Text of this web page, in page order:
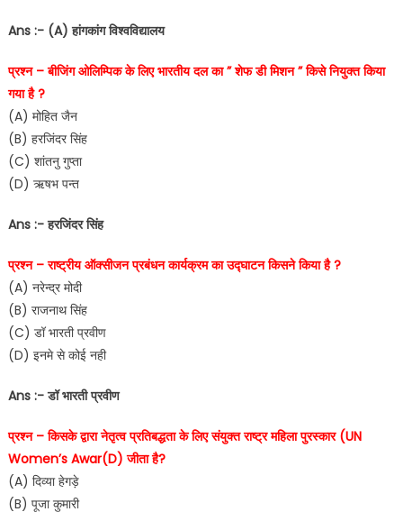
Ans :- (A) हांगकांग विश्वविद्यालय
प्रश्न – बीजिंग ओलिम्पिक के लिए भारतीय दल का ” शेफ डी मिशन ” किसे नियुक्त किया
गया है ?
(A) मोहित जैन
(B) हरजिंदर सिंह
(C) शांतनु गुप्ता
(D) ऋषभ पन्त
Ans :- हरजिंदर सिंह
प्रश्न – राष्ट्रीय ऑक्सीजन प्रबंधन कार्यक्रम का उद्घाटन किसने किया है ?
(A) नरेन्द्र मोदी
(B) राजनाथ सिंह
(C) डॉ भारती प्रवीण
(D) इनमे से कोई नही
Ans :- डॉ भारती प्रवीण
प्रश्न – किसके द्वारा नेतृत्व प्रतिबद्धता के लिए संयुक्त राष्ट्र महिला पुरस्कार (UN
Women’s Awar(D) जीता है?
(A) दिव्या हेगड़े
(B) पूजा कुमारी